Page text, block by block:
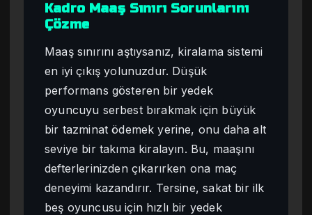
Kadro Maaş Sınırı Sorunlarını
Çözme
Maaş sınırını aştıysanız, kiralama sistemi
en iyi çıkış yolunuzdur. Düşük
performans gösteren bir yedek
oyuncuyu serbest bırakmak için büyük
bir tazminat ödemek yerine, onu daha alt
seviye bir takıma kiralayın. Bu, maaşını
defterlerinizden çıkarırken ona maç
deneyimi kazandırır. Tersine, sakat bir ilk
beş oyuncusu için hızlı bir yedek